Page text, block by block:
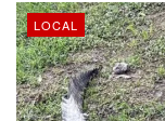
LOCAL